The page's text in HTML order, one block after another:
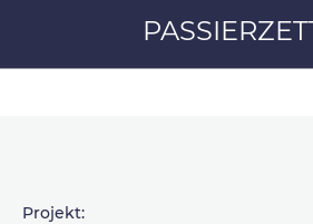
Projekt: